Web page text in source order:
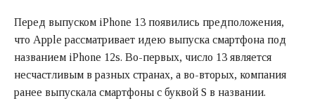
Перед выпуском iPhone 13 появились предположения,
что Apple рассматривает идею выпуска смартфона под
названием iPhone 12s. Во-первых, число 13 является
несчастливым в разных странах, а во-вторых, компания
ранее выпускала смартфоны с буквой S в названии.